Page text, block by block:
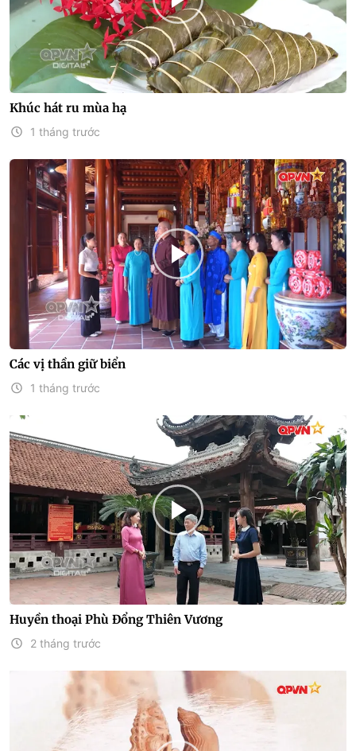
Khúc hát ru mùa hạ
1 tháng trước
Các vị thần giữ biển
1 tháng trước
Huyền thoại Phù Đổng Thiên Vương
2 tháng trước